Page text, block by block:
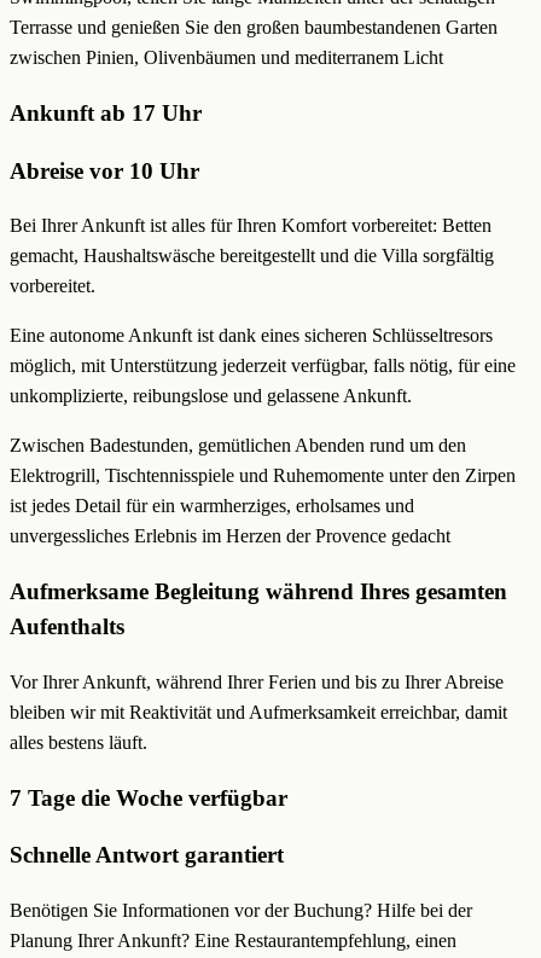
Terrasse und genießen Sie den großen baumbestandenen Garten
zwischen Pinien, Olivenbäumen und mediterranem Licht
Ankunft ab 17 Uhr
Abreise vor 10 Uhr
Bei Ihrer Ankunft ist alles für Ihren Komfort vorbereitet: Betten
gemacht, Haushaltswäsche bereitgestellt und die Villa sorgfältig
vorbereitet.
Eine autonome Ankunft ist dank eines sicheren Schlüsseltresors
möglich, mit Unterstützung jederzeit verfügbar, falls nötig, für eine
unkomplizierte, reibungslose und gelassene Ankunft.
Zwischen Badestunden, gemütlichen Abenden rund um den
Elektrogrill, Tischtennisspiele und Ruhemomente unter den Zirpen
ist jedes Detail für ein warmherziges, erholsames und
unvergessliches Erlebnis im Herzen der Provence gedacht
Aufmerksame Begleitung während Ihres gesamten
Aufenthalts
Vor Ihrer Ankunft, während Ihrer Ferien und bis zu Ihrer Abreise
bleiben wir mit Reaktivität und Aufmerksamkeit erreichbar, damit
alles bestens läuft.
7 Tage die Woche verfügbar
Schnelle Antwort garantiert
Benötigen Sie Informationen vor der Buchung? Hilfe bei der
Planung Ihrer Ankunft? Eine Restaurantempfehlung, einen